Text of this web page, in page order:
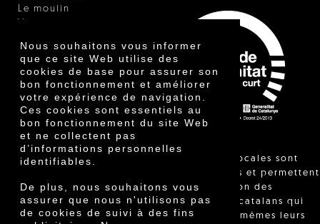
Nous souhaitons vous informer
que ce site Web utilise des
cookies de base pour assurer son
bon fonctionnement et améliorer
votre expérience de navigation.
Ces cookies sont essentiels au
bon fonctionnement du site Web
et ne collectent pas
d’informations personnelles
identifiables.
De plus, nous souhaitons vous
assurer que nous n'utilisons pas
de cookies de suivi à des fins
Le moulin
Certificats
Prix
Innovation
"Les ventes locales sont
réglementées et permettent
l'identification des
agriculteurs catalans qui
vendent eux-mêmes leurs